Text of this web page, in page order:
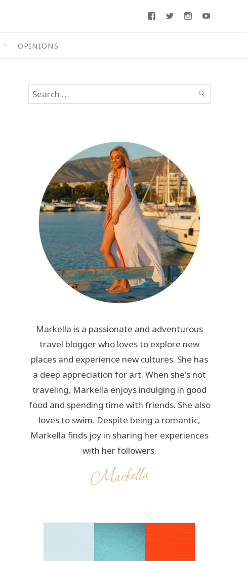
FacebookTwitterInstagram
OPINIONS
Search
for:
SEARCH
Markella is a passionate and adventurous
travel blogger who loves to explore new
places and experience new cultures. She has
a deep appreciation for art. When she's not
traveling, Markella enjoys indulging in good
food and spending time with friends. She also
loves to swim. Despite being a romantic,
Markella finds joy in sharing her experiences
with her followers.